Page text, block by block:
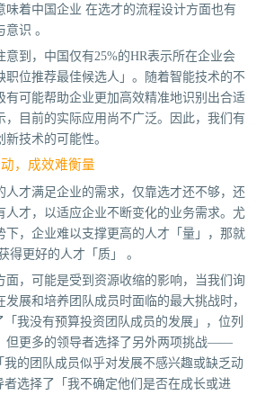
味着中国企业 在选才的流程设计方面也有
识 。
意到，中国仅有25%的HR表示所在企业会
职位推荐最佳候选人」。随着智能技术的不
有可能帮助企业更加高效精准地识别出合适
，目前的实际应用尚不广泛。因此，我们有
技术的可能性。
，成效难衡量
人才满足企业的需求，仅靠选才还不够，还
人才，以适应企业不断变化的业务需求。尤
下，企业难以支撑更高的人才「量」，那就
得更好的人才「质」 。
面，可能是受到资源收缩的影响，当我们询
展和培养团队成员时面临的最大挑战时，
我没有预算投资团队成员的发展」，位列
但更多的领导者选择了另外两项挑战——
我的团队成员似乎对发展不感兴趣或缺乏动
者选择了「我不确定他们是否在成长或进